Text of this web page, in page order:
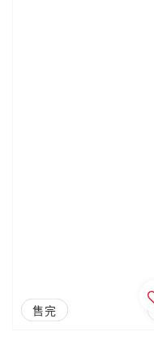
優惠
售完